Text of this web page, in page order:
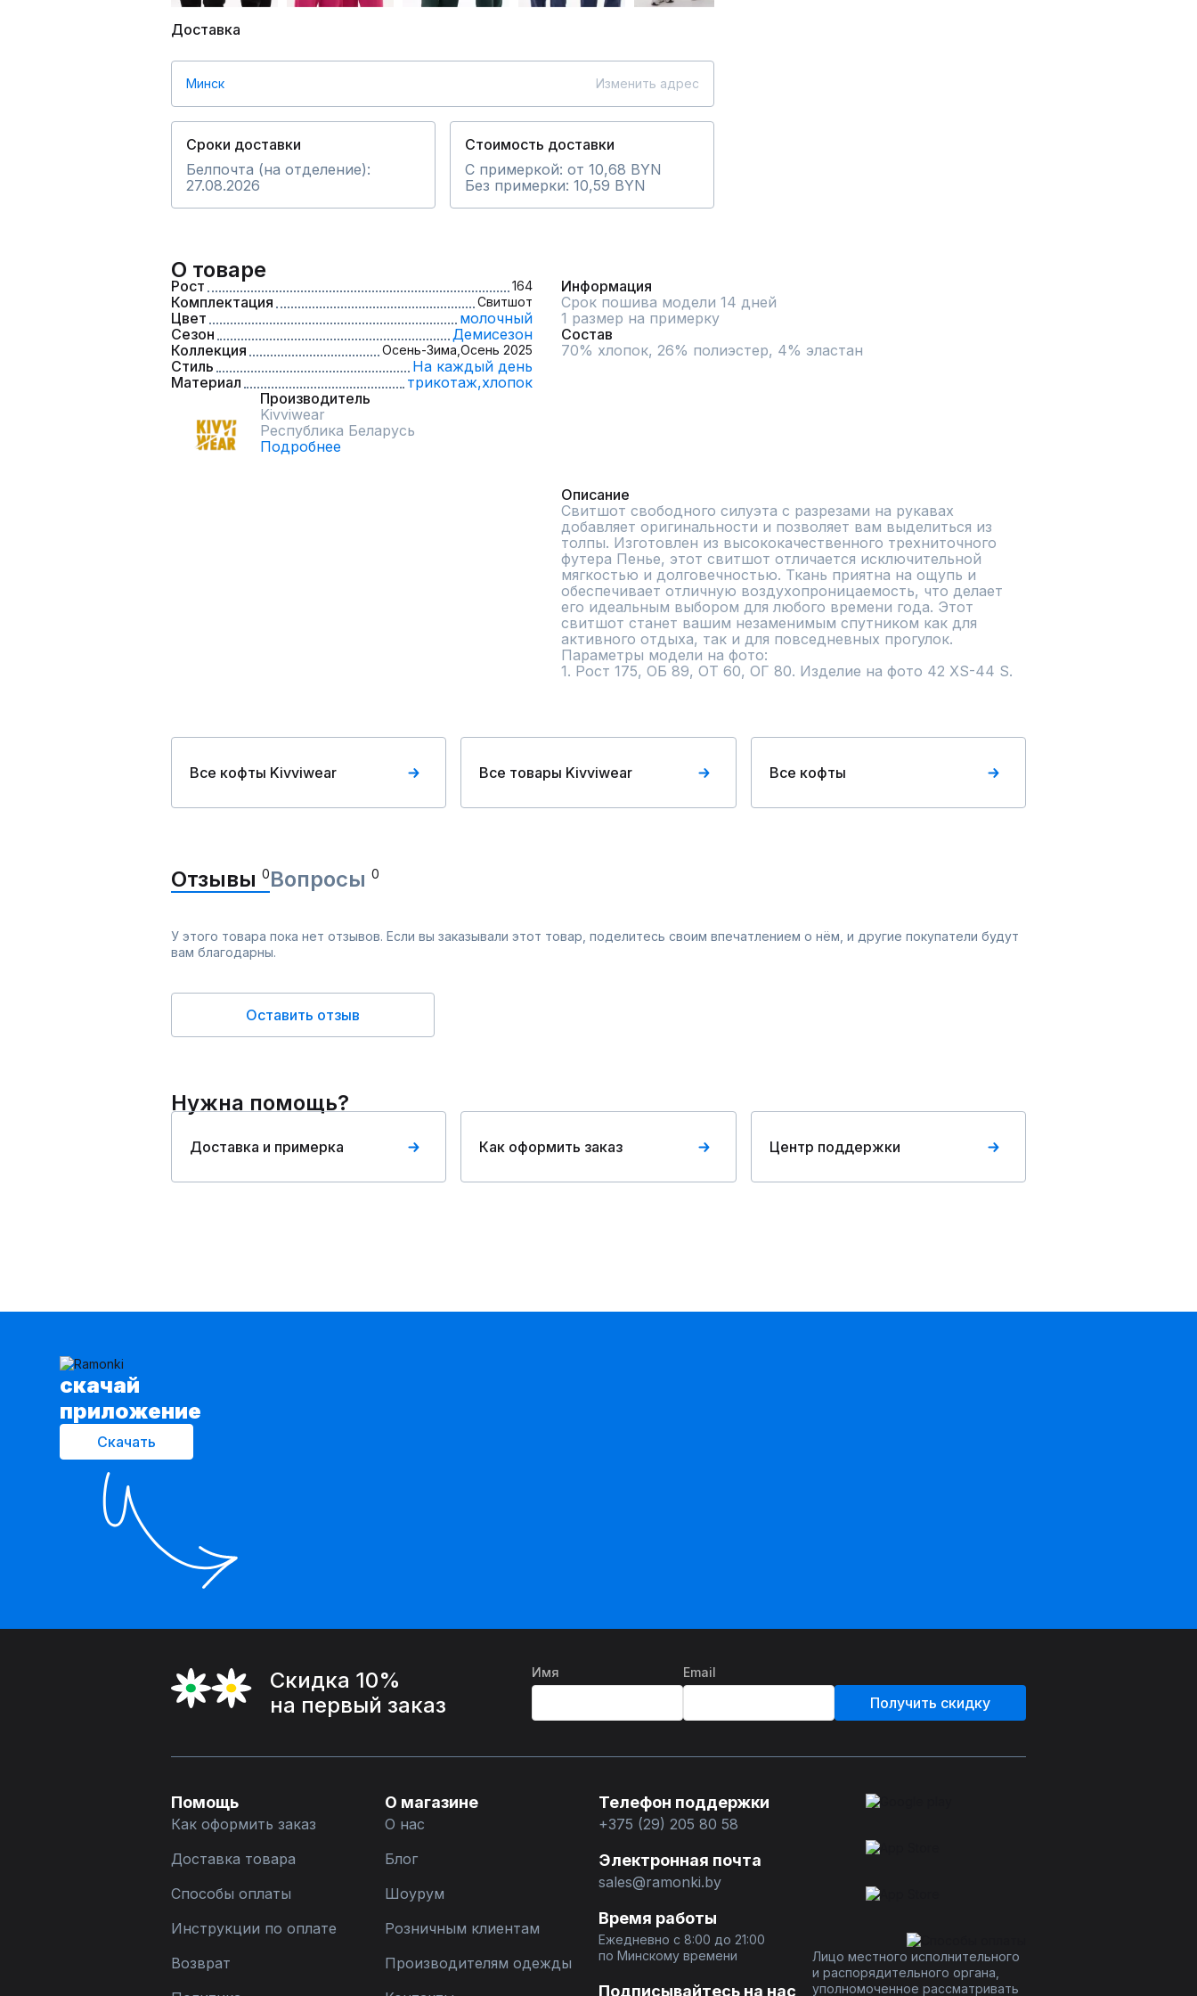
Доставка
Минск Изменить адрес
Сроки доставки
Белпочта (на отделение):
27.08.2026
Стоимость доставки
С примеркой: от 10,68 BYN
Без примерки: 10,59 BYN
О товаре
Рост 164
Комплектация Свитшот
Цвет
молочный
Сезон
Демисезон
Коллекция
Осень-Зима, Осень 2025
Стиль
На каждый день
Материал
трикотаж,хлопок
Производитель
Kivviwear
Республика Беларусь
Подробнее
Информация
Срок пошива модели 14 дней
1 размер на примерку
Состав
70% хлопок, 26% полиэстер, 4% эластан
Описание
Свитшот свободного силуэта с разрезами на рукавах
добавляет оригинальности и позволяет вам выделиться из
толпы. Изготовлен из высококачественного трехниточного
футера Пенье, этот свитшот отличается исключительной
мягкостью и долговечностью. Ткань приятна на ощупь и
обеспечивает отличную воздухопроницаемость, что делает
его идеальным выбором для любого времени года. Этот
свитшот станет вашим незаменимым спутником как для
активного отдыха, так и для повседневных прогулок.
Параметры модели на фото:
1. Рост 175, ОБ 89, ОТ 60, ОГ 80. Изделие на фото 42 XS-44 S.
Все кофты Kivviwear Все товары Kivviwear Все кофты
Отзывы 0Вопросы 0
У этого товара пока нет отзывов. Если вы заказывали этот товар, поделитесь своим впечатлением о нём, и другие покупатели будут
вам благодарны.
Оставить отзыв
Нужна помощь?
Доставка и примерка Как оформить заказ Центр поддержки
cкачай
приложение
Скачать
Скидка 10%
на первый заказ
Имя Email
Получить скидку
Помощь
Как оформить заказ
Доставка товара
Способы оплаты
Инструкции по оплате
Возврат
О магазине
О нас
Блог
Шоурум
Розничным клиентам
Производителям одежды
Телефон поддержки
+375 (29) 205 80 58
Электронная почта
sales@ramonki.by
Время работы
Ежедневно с 8:00 до 21:00
по Минскому времени
Подписывайтесь на нас
Лицо местного исполнительного
и распорядительного органа,
уполномоченное рассматривать